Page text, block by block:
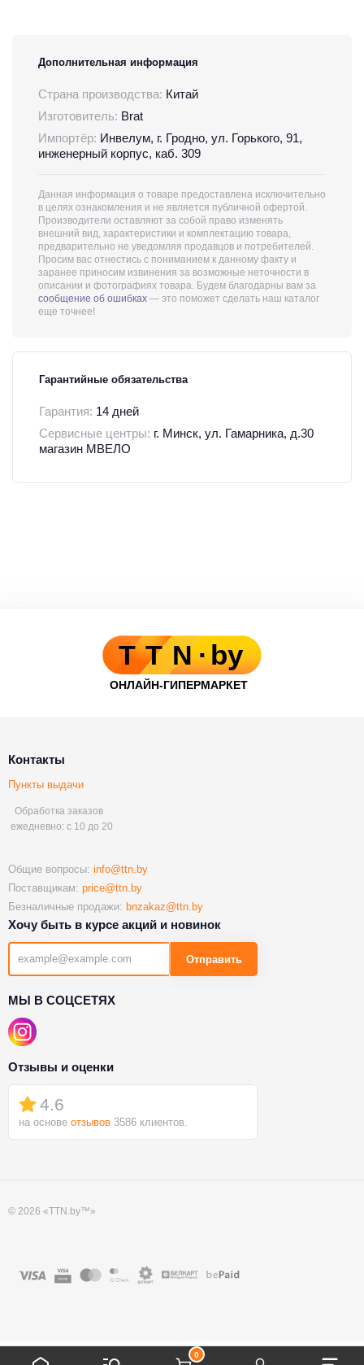
0
Дополнительная информация
Страна производства: Китай
Изготовитель: Brat
Импортёр: Инвелум, г. Гродно, ул. Горького, 91,
инженерный корпус, каб. 309
Данная информация о товаре предоставлена исключительно
в целях ознакомления и не является публичной офертой.
Производители оставляют за собой право изменять
внешний вид, характеристики и комплектацию товара,
предварительно не уведомляя продавцов и потребителей.
Просим вас отнестись с пониманием к данному факту и
заранее приносим извинения за возможные неточности в
описании и фотографиях товара. Будем благодарны вам за
сообщение об ошибках — это поможет сделать наш каталог
еще точнее!
Гарантийные обязательства
Гарантия: 14 дней
Сервисные центры: г. Минск, ул. Гамарника, д.30
магазин МВЕЛО
Контакты
Пункты выдачи
Обработка заказов
ежедневно: с 10 до 20
Общие вопросы: info@ttn.by
Поставщикам: price@ttn.by
Безналичные продажи: bnzakaz@ttn.by
Хочу быть в курсе акций и новинок
Отправить
МЫ В СОЦСЕТЯХ
Отзывы и оценки
4.6
на основе отзывов 3586 клиентов.
© 2026 «TTN.by™»